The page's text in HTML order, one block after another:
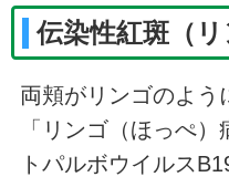
伝染性紅斑（
両頬がリンゴのよう
「リンゴ（ほっぺ
トパルボウイルス